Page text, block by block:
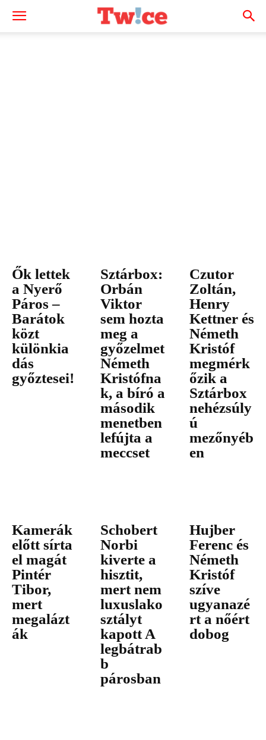
Ők lettek
a Nyerő
Páros –
Barátok
közt
különkia
dás
győztesei!
Sztárbox:
Orbán
Viktor
sem hozta
meg a
győzelmet
Németh
Kristófna
k, a bíró a
második
menetben
lefújta a
meccset
Czutor
Zoltán,
Henry
Kettner és
Németh
Kristóf
megmérk
őzik a
Sztárbox
nehézsúly
ú
mezőnyéb
en
Kamerák
előtt sírta
el magát
Pintér
Tibor,
mert
megalázt
ák
Schobert
Norbi
kiverte a
hisztit,
mert nem
luxuslako
sztályt
kapott A
legbátrab
b
párosban
Hujber
Ferenc és
Németh
Kristóf
szíve
ugyanazé
rt a nőért
dobog